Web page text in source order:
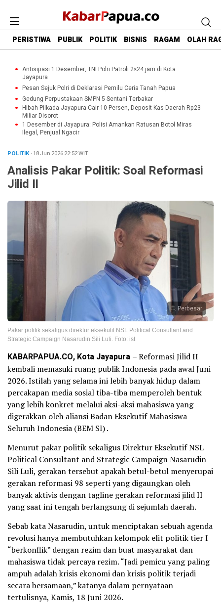
PERISTIWA PUBLIK POLITIK BISNIS RAGAM OLAH
Antisipasi 1 Desember, TNI Polri Patroli 2×24 jam di Kota
Jayapura
Pesan Sejuk Polri di Deklarasi Pemilu Ceria Tanah Papua
Gedung Perpustakaan SMPN 5 Sentani Terbakar
Hibah Pilkada Jayapura Cair 10 Persen, Deposit Kas Daerah Rp23
Miliar Disorot
1 Desember di Jayapura: Polisi Amankan Ratusan Botol Miras
Ilegal, Penjual Ngacir
POLITIK· 18 Jun 202622:52WIT
Analisis Pakar Politik: Soal Reformasi
Jilid II
Perbesar
Pakar politik sekaligus direktur eksekutif NSL Political Consultant and
Strategic Campaign Nasarudin Sili Luli. Foto: ist
KABARPAPUA.CO, Kota Jayapura – Reformasi Jilid II
kembali memasuki ruang publik Indonesia pada awal Juni
2026. Istilah yang selama ini lebih banyak hidup dalam
percakapan media sosial tiba-tiba memperoleh bentuk
yang lebih konkret melalui aksi-aksi mahasiswa yang
digerakkan oleh aliansi Badan Eksekutif Mahasiswa
Seluruh Indonesia (BEM SI) .
Menurut pakar politik sekaligus Direktur Eksekutif NSL
Political Consultant and Strategic Campaign Nasarudin
Sili Luli, gerakan tersebut apakah betul-betul menyerupai
gerakan reformasi 98 seperti yang digaungkan oleh
banyak aktivis dengan tagline gerakan reformasi jilid II
yang saat ini tengah berlangsung di sejumlah daerah.
Sebab kata Nasarudin, untuk menciptakan sebuah agenda
revolusi hanya membutuhkan kelompok elit politik tier I
“berkonflik” dengan rezim dan buat masyarakat dan
mahasiswa tidak percaya rezim. “Jadi pemicu yang paling
ampuh adalah krisis ekonomi dan krisis politik terjadi
secara bersamaan,” katanya dalam pernyataan
tertulisnya, Kamis, 18 Juni 2026.